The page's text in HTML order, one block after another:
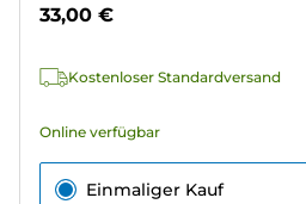
1
33,00 €
Kostenloser Standardversand
Online verfügbar
Einmaliger Kauf